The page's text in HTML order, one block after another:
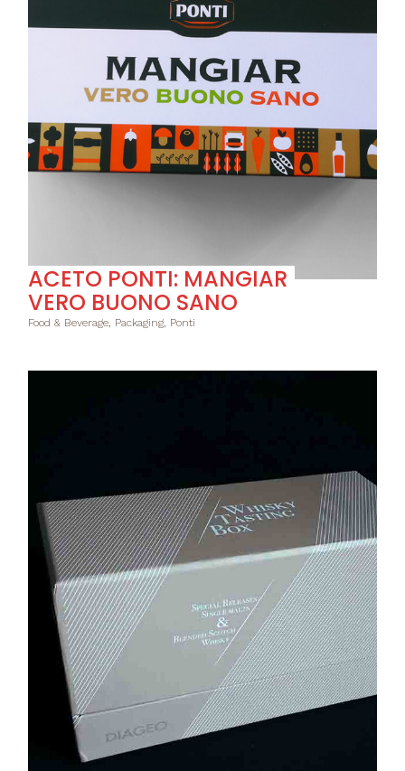
ACETO PONTI: MANGIAR
VERO BUONO SANO
Food & Beverage, Packaging, Ponti